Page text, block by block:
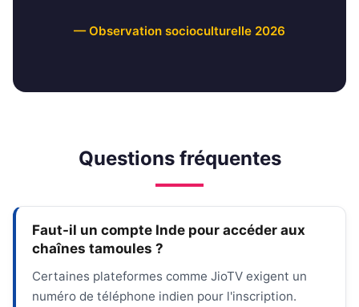
— Observation socioculturelle 2026
Questions fréquentes
Faut-il un compte Inde pour accéder aux
chaînes tamoules ?
Certaines plateformes comme JioTV exigent un
numéro de téléphone indien pour l'inscription.